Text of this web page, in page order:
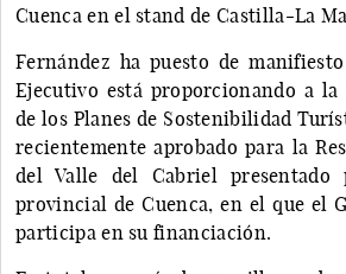
Cuenca en el stand de Castilla-La
Fernández ha puesto de
Ejecutivo está proporcionando a
de los Planes de Sostenibilidad
recientemente aprobado para la
del Valle del Cabriel
provincial de Cuenca, en el que el
participa en su financiación.